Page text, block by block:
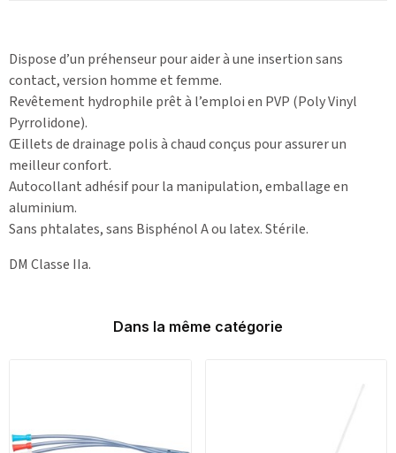
Dispose d’un préhenseur pour aider à une insertion sans
contact, version homme et femme.
Revêtement hydrophile prêt à l’emploi en PVP (Poly Vinyl
Pyrrolidone).
Œillets de drainage polis à chaud conçus pour assurer un
meilleur confort.
Autocollant adhésif pour la manipulation, emballage en
aluminium.
Sans phtalates, sans Bisphénol A ou latex. Stérile.
DM Classe IIa.
Dans la même catégorie